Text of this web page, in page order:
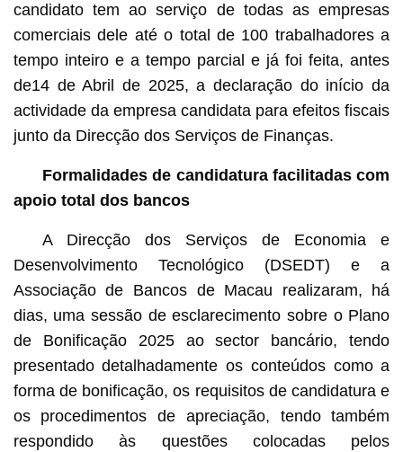
candidato tem ao serviço de todas as empresas
comerciais dele até o total de 100 trabalhadores a
tempo inteiro e a tempo parcial e já foi feita, antes
de14 de Abril de 2025, a declaração do início da
actividade da empresa candidata para efeitos fiscais
junto da Direcção dos Serviços de Finanças.
Formalidades de candidatura facilitadas com
apoio total dos bancos
A Direcção dos Serviços de Economia e
Desenvolvimento Tecnológico (DSEDT) e a
Associação de Bancos de Macau realizaram, há
dias, uma sessão de esclarecimento sobre o Plano
de Bonificação 2025 ao sector bancário, tendo
presentado detalhadamente os conteúdos como a
forma de bonificação, os requisitos de candidatura e
os procedimentos de apreciação, tendo também
respondido às questões colocadas pelos